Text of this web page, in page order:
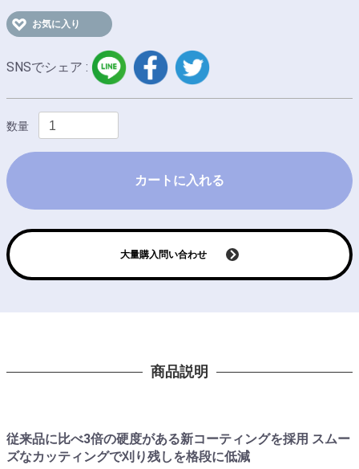
お気に入り
SNSでシェア :
LINE facebook
数量
カートに入れる
大量購入問い合わせ
商品説明
従来品に比べ3倍の硬度がある新コーティングを採用 スムー
ズなカッティングで刈り残しを格段に低減